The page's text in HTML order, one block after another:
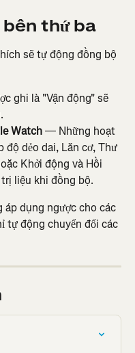
thứ ba
sẽ tự động đồng bộ
ghi là "Vận động" sẽ
Watch — Những hoạt
độ dẻo dai, Lăn cơ, Thư
Khởi động và Hồi
liệu khi đồng bộ.
dụng ngược cho các
tự động chuyển đổi các